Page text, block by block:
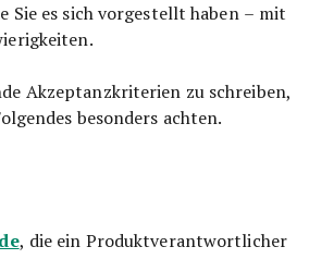
Sie es sich vorgestellt haben – mit
Akzeptanzkriterien zu schreiben,
besonders achten.
, die ein Produktverantwortlicher